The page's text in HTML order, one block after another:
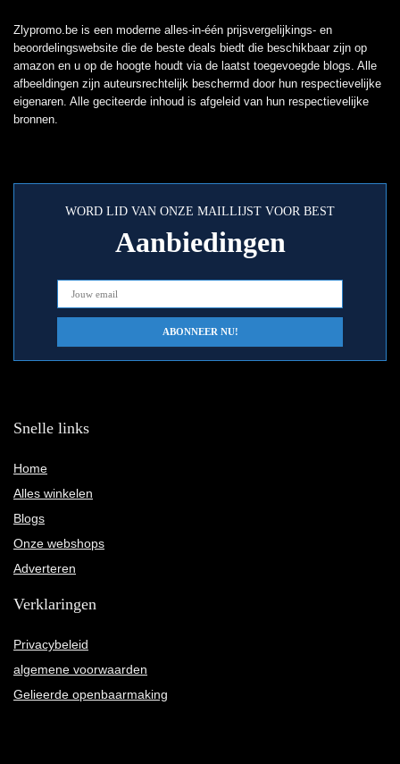
Zlypromo.be is een moderne alles-in-één prijsvergelijkings- en
beoordelingswebsite die de beste deals biedt die beschikbaar zijn op
amazon en u op de hoogte houdt via de laatst toegevoegde blogs. Alle
afbeeldingen zijn auteursrechtelijk beschermd door hun respectievelijke
eigenaren. Alle geciteerde inhoud is afgeleid van hun respectievelijke
bronnen.
WORD LID VAN ONZE MAILLIJST VOOR BEST
Aanbiedingen
Snelle links
Home
Alles winkelen
Blogs
Onze webshops
Adverteren
Verklaringen
Privacybeleid
algemene voorwaarden
Gelieerde openbaarmaking